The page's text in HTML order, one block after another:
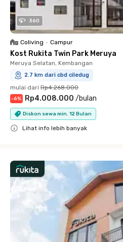
360
Coliving • Campur
Kost Rukita Twin Park Meruya
Meruya Selatan, Kembangan
2.7 km dari cbd ciledug
mulai dari Rp4.268.000
-6% Rp4.008.000 /bulan
Diskon sewa min. 12 Bulan
Lihat info lebih banyak